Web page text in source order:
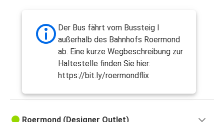
Dortmund
Roermond
Paris
Roermond
Roermond
Der Bus fährt vom Bussteig I
außerhalb des Bahnhofs Roermond
ab. Eine kurze Wegbeschreibung zur
Haltestelle finden Sie hier:
https://bit.ly/roermondflix
Roermond (Designer Outlet)